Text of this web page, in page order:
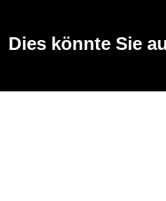
Dies könnte Sie